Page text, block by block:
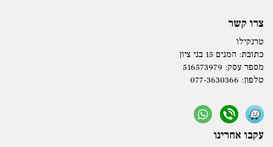
צרו קשר
טרנקילו
כתובת: המנים 15 בני ציון
מספר עסק: 516573979
טלפון: 077-3630366
עקבו אחרינו